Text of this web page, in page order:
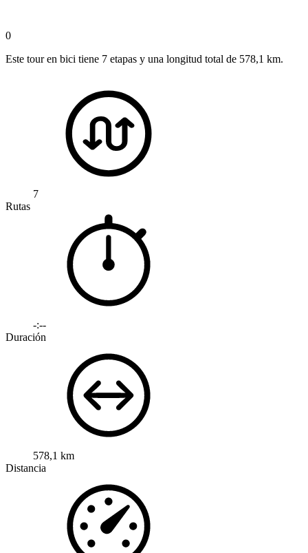
0
Este tour en bici tiene 7 etapas y una longitud total de 578,1 km.
7
Rutas
-:--
Duración
578,1 km
Distancia